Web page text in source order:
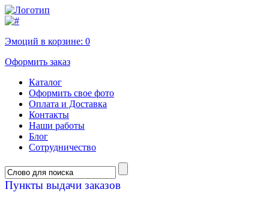
Эмоций в корзине: 0
Оформить заказ
Каталог
Оформить свое фото
Оплата и Доставка
Контакты
Наши работы
Блог
Сотрудничество
Пункты выдачи заказов